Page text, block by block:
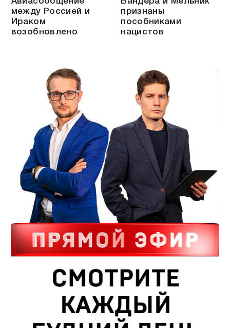
между Россией и
Ираком
возобновлено
признаны
пособниками
нацистов